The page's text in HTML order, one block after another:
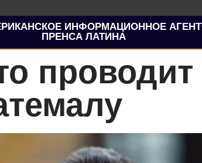
ИНФОРМАЦИОННОЕ
ПРЕНСА ЛАТИНА